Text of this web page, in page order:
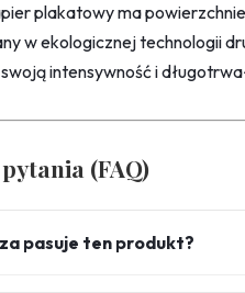
plakatowy ma
w ekologicznej technologii
intensywność i
(FAQ)
pasuje ten produkt?